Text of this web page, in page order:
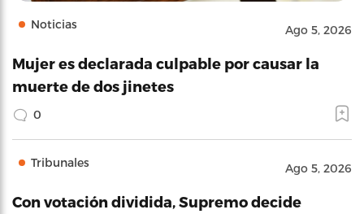
Noticias Ago 5, 2026
Mujer es declarada culpable por causar la
muerte de dos jinetes
0
Tribunales Ago 5, 2026
Con votación dividida, Supremo decide